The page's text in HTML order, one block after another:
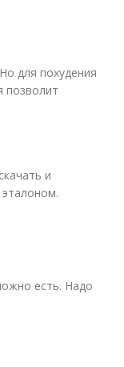
для похудения
позволит
и
есть. Надо